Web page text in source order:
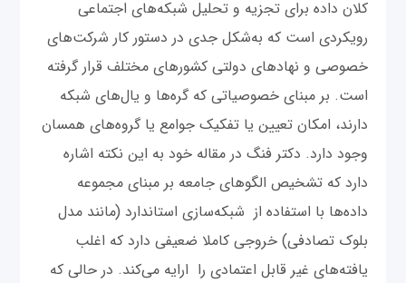
کلان داده برای تجزیه و تحلیل شبکه‌های اجتماعی
رویکردی است که به‌شکل جدی در دستور کار شرکت‌های
خصوصی و نهادهای دولتی کشورهای مختلف قرار گرفته
است. بر مبنای خصوصیاتی که گره‌ها و یال‌های شبکه
دارند، امکان تعیین یا تفکیک جوامع یا گروه‌های همسان
وجود دارد. دکتر فنگ در مقاله خود به این نکته اشاره
دارد که تشخیص الگوهای جامعه بر مبنای مجموعه
داده‌ها با استفاده از شبکه‌سازی استاندارد (مانند مدل
بلوک تصادفی) خروجی کاملا ضعیفی دارد که اغلب
یافته‌های غیر قابل اعتمادی را ارایه می‌کند. در حالی که